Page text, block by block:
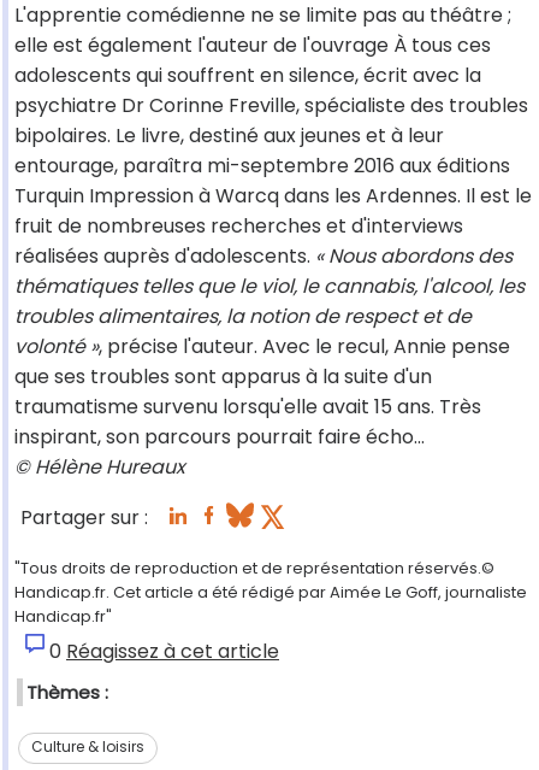
L'apprentie comédienne ne se limite pas au théâtre ;
elle est également l'auteur de l'ouvrage À tous ces
adolescents qui souffrent en silence, écrit avec la
psychiatre Dr Corinne Freville, spécialiste des troubles
bipolaires. Le livre, destiné aux jeunes et à leur
entourage, paraîtra mi-septembre 2016 aux éditions
Turquin Impression à Warcq dans les Ardennes. Il est le
fruit de nombreuses recherches et d'interviews
réalisées auprès d'adolescents. « Nous abordons des
thématiques telles que le viol, le cannabis, l'alcool, les
troubles alimentaires, la notion de respect et de
volonté », précise l'auteur. Avec le recul, Annie pense
que ses troubles sont apparus à la suite d'un
traumatisme survenu lorsqu'elle avait 15 ans. Très
inspirant, son parcours pourrait faire écho...
© Hélène Hureaux
Partager sur :
"Tous droits de reproduction et de représentation réservés.©
Handicap.fr. Cet article a été rédigé par Aimée Le Goff, journaliste
Handicap.fr"
0 Réagissez à cet article
Thèmes :
Culture & loisirs